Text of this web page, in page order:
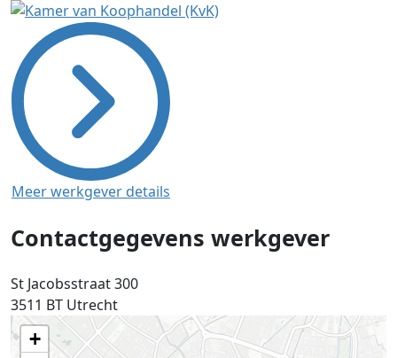
Meer werkgever details
Contactgegevens werkgever
St Jacobsstraat 300
3511 BT Utrecht
+